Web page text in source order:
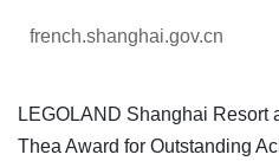
french.shanghai.gov.cn
LEGOLAND Shanghai Resort
Thea Award for Outstanding